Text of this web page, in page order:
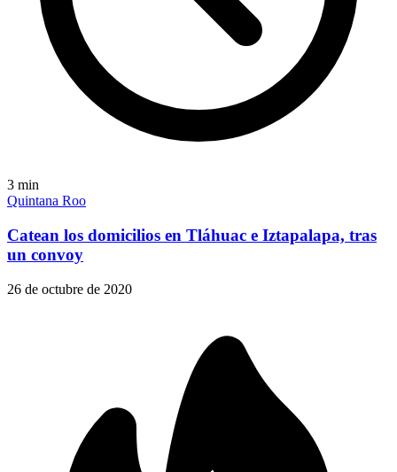
3 min
Quintana Roo
Catean los domicilios en Tláhuac e Iztapalapa, tras
un convoy
26 de octubre de 2020